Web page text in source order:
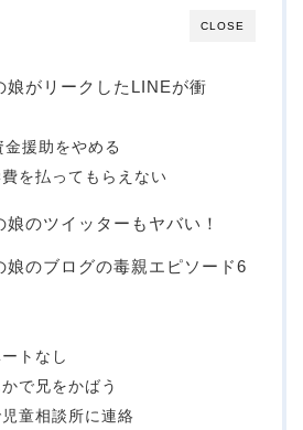
CLOSE
娘がリークしたLINEが衝
援助をやめる
を払ってもらえない
娘のツイッターもヤバい！
娘のブログの毒親エピソード6
トなし
で兄をかばう
童相談所に連絡